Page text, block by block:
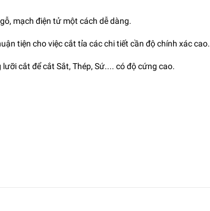
mạch điện tử một cách dễ dàng.
tiện cho việc cắt tỉa các chi tiết cần độ chính xác cao.
cắt để cắt Sắt, Thép, Sứ.... có độ cứng cao.